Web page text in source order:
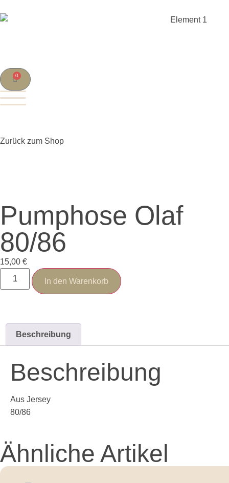
0
Zurück zum Shop
Pumphose Olaf
80/86
15,00 €
In den Warenkorb
Beschreibung
Beschreibung
Aus Jersey
80/86
Ähnliche Artikel